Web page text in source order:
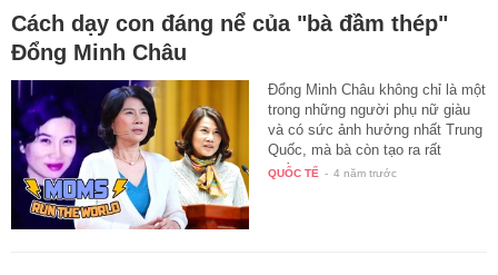
Cách dạy con đáng nể của "bà đầm thép"
Đổng Minh Châu
Đổng Minh Châu không chỉ là một
trong những người phụ nữ giàu
và có sức ảnh hưởng nhất Trung
Quốc, mà bà còn tạo ra rất
nhiều…
QUỐC TẾ - 4 năm trước